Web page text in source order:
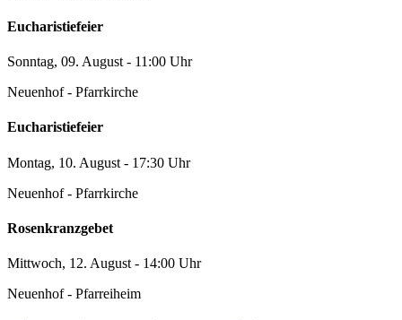
Eucharistiefeier
Sonntag, 09. August - 11:00 Uhr
Neuenhof - Pfarrkirche
Eucharistiefeier
Montag, 10. August - 17:30 Uhr
Neuenhof - Pfarrkirche
Rosenkranzgebet
Mittwoch, 12. August - 14:00 Uhr
Neuenhof - Pfarreiheim